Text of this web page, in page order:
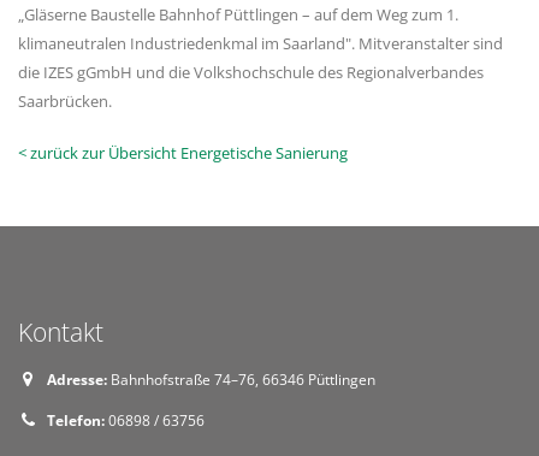
„Gläserne Baustelle Bahnhof Püttlingen – auf dem Weg zum 1.
klimaneutralen Industriedenkmal im Saarland". Mitveranstalter sind
die IZES gGmbH und die Volkshochschule des Regionalverbandes
Saarbrücken.
< zurück zur Übersicht Energetische Sanierung
Kontakt
Adresse: Bahnhofstraße 74–76, 66346 Püttlingen
Telefon:06898 / 63756